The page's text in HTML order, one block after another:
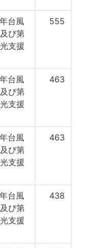
台風
び第
支援
555
台風
び第
支援
463
台風
び第
支援
463
台風
び第
支援
438